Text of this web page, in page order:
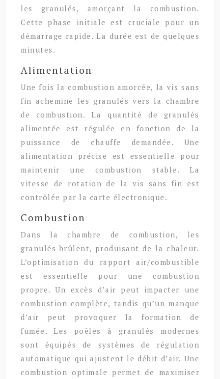
les granulés, amorçant la combustion.
Cette phase initiale est cruciale pour un
démarrage rapide. La durée est de quelques
minutes.
Alimentation
Une fois la combustion amorcée, la vis sans
fin achemine les granulés vers la chambre
de combustion. La quantité de granulés
alimentée est régulée en fonction de la
puissance de chauffe demandée. Une
alimentation précise est essentielle pour
maintenir une combustion stable. La
vitesse de rotation de la vis sans fin est
contrôlée par la carte électronique.
Combustion
Dans la chambre de combustion, les
granulés brûlent, produisant de la chaleur.
L’optimisation du rapport air/combustible
est essentielle pour une combustion
propre. Un excès d’air peut impacter une
combustion complète, tandis qu’un manque
d’air peut provoquer la formation de
fumée. Les poêles à granulés modernes
sont équipés de systèmes de régulation
automatique qui ajustent le débit d’air. Une
combustion optimale permet de maximiser